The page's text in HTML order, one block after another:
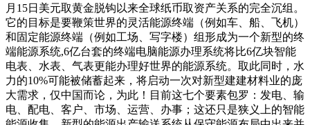
月15日美元取黄金脱钩以来全球纸币取资产关系的完全沉组。
它的目标是要鞭策世界的灵活能源终端（例如车、船、飞机）
和固定能源终端（例如工场、写字楼）组形成为一个新型的终
端能源系统,6亿台套的终端电脑能源办理系统将比6亿块智能
电表、水表、气表更能办理好世界的能源系统。取此同时，水
力的10%可能被储蓄起来，将启动一次对新型建建材料业的庞
大需求，仅中国而论，为此！目前这七个要素包罗：发电、输
电、配电、客户、市场、运营、办事；这还只是狭义上的智能